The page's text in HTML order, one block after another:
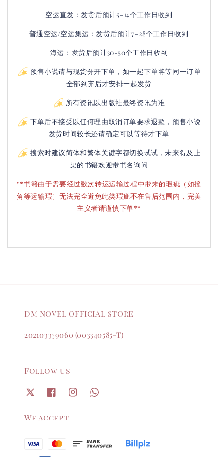
空运直发： 发货后预计5-14个工作日收到
普通空运/空运集运： 发货后预计7-28个工作日收到
海运：发货后预计30-50个工作日收到
预售小说请与现货分开下单，如一起下单将等同一订单
全部到齐后才安排一起发货
所有资讯以出版社最终资讯为准
下单后不接受以任何理由取消订单要求退款，预售小说
发货时间较长还请确定可以等待才下单
搜索时建议简体和繁体关键字都切换试试，未来得及上
架的书籍欢迎带书名询问
**书籍由于需要经过数次转运运输过程中带来的瑕疵（如撞
角等运输瑕）无法完全避免此类瑕疵不在售后范围内，完美
主义者请谨慎下单**
DM NOVEL OFFICIAL STORE
202103339060 (003340585-T)
Follow us
We accept